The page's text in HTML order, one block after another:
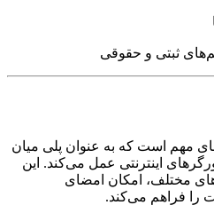
ثبتی و حقوقی
مهم است که به عنوان پلی میان
اینترنتی عمل می‌کند. این
مختلف، امکان امضای
را فراهم می‌کند.